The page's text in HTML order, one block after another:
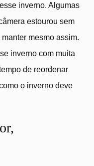
inverno. Algumas
estourou sem
mesmo assim.
inverno com muita
de reordenar
o inverno deve